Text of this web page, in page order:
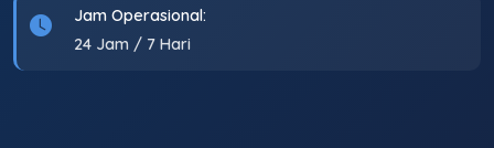
Jam Operasional:
24 Jam / 7 Hari